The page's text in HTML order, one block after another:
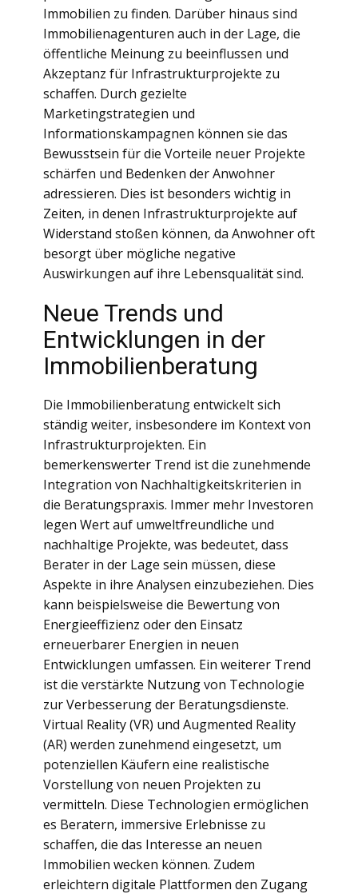
Immobilien zu finden. Darüber hinaus sind
Immobilienagenturen auch in der Lage, die
öffentliche Meinung zu beeinflussen und
Akzeptanz für Infrastrukturprojekte zu
schaffen. Durch gezielte
Marketingstrategien und
Informationskampagnen können sie das
Bewusstsein für die Vorteile neuer Projekte
schärfen und Bedenken der Anwohner
adressieren. Dies ist besonders wichtig in
Zeiten, in denen Infrastrukturprojekte auf
Widerstand stoßen können, da Anwohner oft
besorgt über mögliche negative
Auswirkungen auf ihre Lebensqualität sind.
Neue Trends und
Entwicklungen in der
Immobilienberatung
Die Immobilienberatung entwickelt sich
ständig weiter, insbesondere im Kontext von
Infrastrukturprojekten. Ein
bemerkenswerter Trend ist die zunehmende
Integration von Nachhaltigkeitskriterien in
die Beratungspraxis. Immer mehr Investoren
legen Wert auf umweltfreundliche und
nachhaltige Projekte, was bedeutet, dass
Berater in der Lage sein müssen, diese
Aspekte in ihre Analysen einzubeziehen. Dies
kann beispielsweise die Bewertung von
Energieeffizienz oder den Einsatz
erneuerbarer Energien in neuen
Entwicklungen umfassen. Ein weiterer Trend
ist die verstärkte Nutzung von Technologie
zur Verbesserung der Beratungsdienste.
Virtual Reality (VR) und Augmented Reality
(AR) werden zunehmend eingesetzt, um
potenziellen Käufern eine realistische
Vorstellung von neuen Projekten zu
vermitteln. Diese Technologien ermöglichen
es Beratern, immersive Erlebnisse zu
schaffen, die das Interesse an neuen
Immobilien wecken können. Zudem
erleichtern digitale Plattformen den Zugang